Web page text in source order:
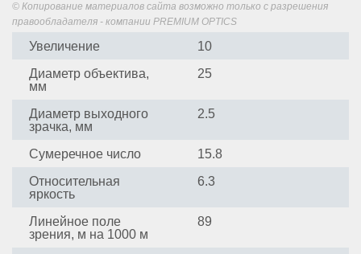
Москва,
ул.
Профсоюзная,
Бизнес-
центр,
этаж,
129
(вход
© Копирование материалов сайта возможно только с разрешения
правообладателя - компании PREMIUM OPTICS
Увеличение
10
Диаметр объектива,
мм
25
Диаметр выходного
зрачка, мм
2.5
Сумеречное число
15.8
Относительная
яркость
6.3
Линейное поле
зрения, м на 1000 м
89